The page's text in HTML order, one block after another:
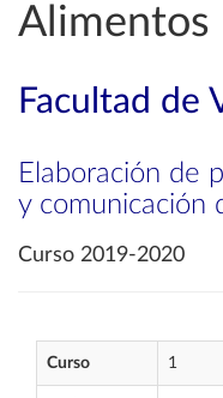
Alimentos
Facultad de
Elaboración de
y comunicación
Curso 2019-2020
Curso 1